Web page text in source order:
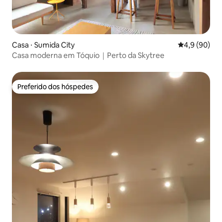
Casa ⋅ Sumida City 4,9 de uma
4,9 (90)
Casa moderna em Tóquio｜Perto da Skytree
Preferido dos hóspedes
Preferido dos hóspedes